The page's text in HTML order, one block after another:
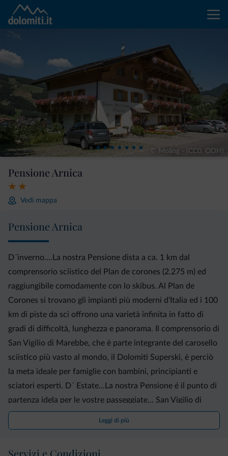
© Moling - (CC0, ODH)
Pensione Arnica
Vedi mappa
Pensione Arnica
D´inverno....La nostra Pensione dista a ca. 1 km dal
comprensorio sciistico del Plan de corones (2.275 m) ed
raggiungibile comodamente con lo skibus. Al Plan de
Corones si trovano gli impianti più moderni d’Italia ed i 100
km di piste da sci offrono una varietà infinita in fatto di
gradi di difficoltà, lunghezza e panorama. Il comprensorio di
San Vigilio di Marebbe, che è parte integrante del carosello
sciistico più vasto al mondo, il Dolomiti Superski, è perciò
la meta ideale per famiglie con bambini, principianti e
sciatori esperti. D´ Estate...La nostra Pensione é il punto di
partenza idela per le vostre passeggiate... San Vigilio di
Marebbe offre un range molto vasto di passeggiate, gite ed
escursioni nelle Dolomiti, che porta gli appassionati dalle
Leggi di più
Servizi e Condizioni